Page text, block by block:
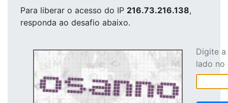
Para liberar o acesso do IP 216.73.216.138,
responda ao desafio abaixo.
Digite
lado no